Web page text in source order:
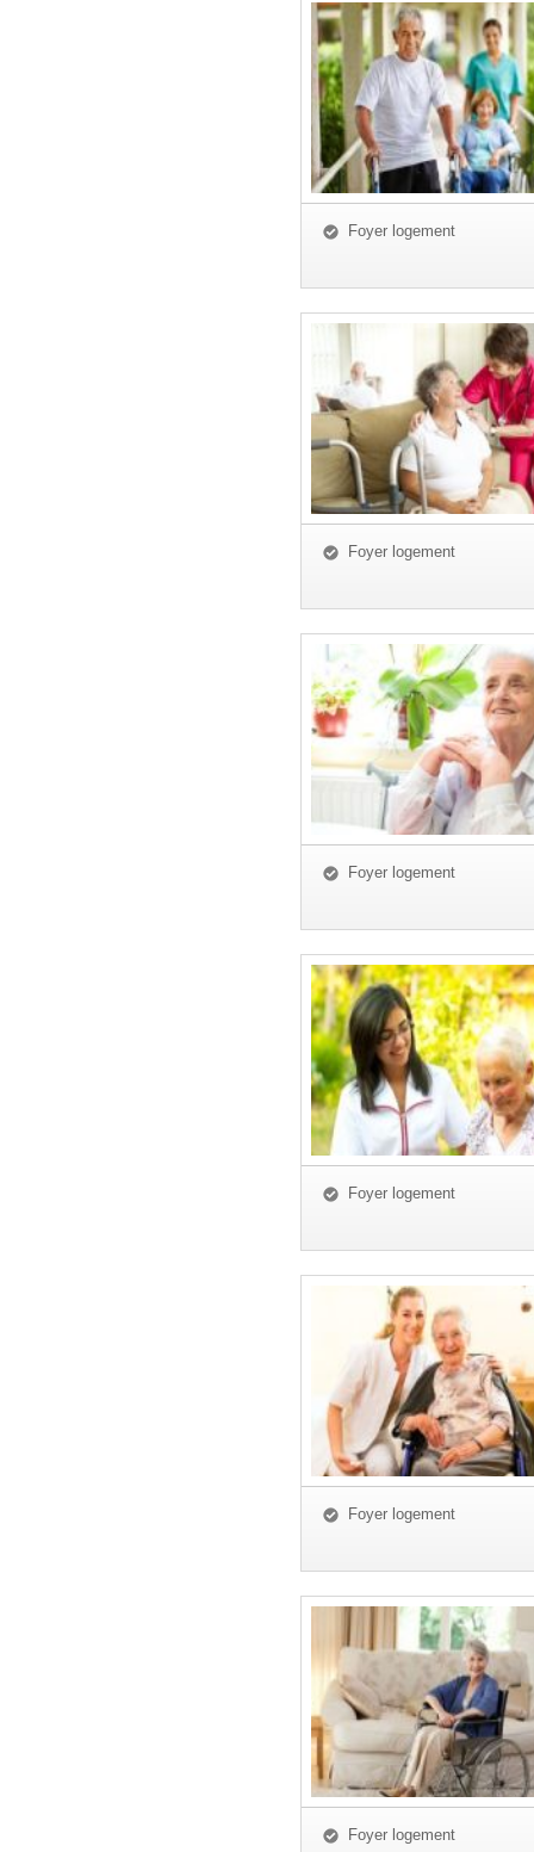
Foyer logement
Foyer logement
Foyer logement
Foyer logement
Foyer logement
Foyer logement